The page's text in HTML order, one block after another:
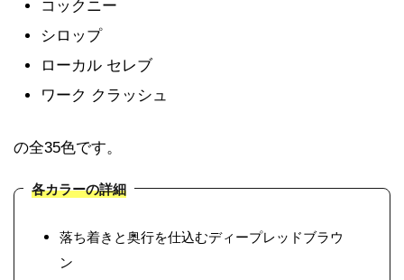
コックニー
シロップ
ローカル セレブ
ワーク クラッシュ
の全35色です。
各カラーの詳細
落ち着きと奥行を仕込むディープレッドブラウ
ン